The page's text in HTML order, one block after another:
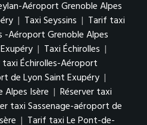
Aéroport Grenoble Alpes
| Taxi Seyssins | Tarif taxi
-Aéroport Grenoble Alpes
| Taxi Échirolles |
taxi Échirolles-Aéroport
de Lyon Saint Exupéry |
Isère | Réserver taxi
taxi Sassenage-aéroport de
| Tarif taxi Le Pont-de-